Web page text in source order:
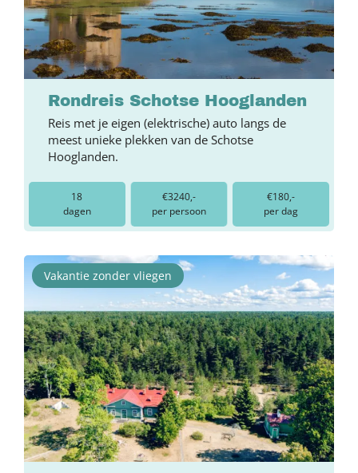
Rondreis Schotse Hooglanden
Reis met je eigen (elektrische) auto langs de
meest unieke plekken van de Schotse
Hooglanden.
18
dagen
€3240,-
per persoon
€180,-
per dag
Vakantie zonder vliegen